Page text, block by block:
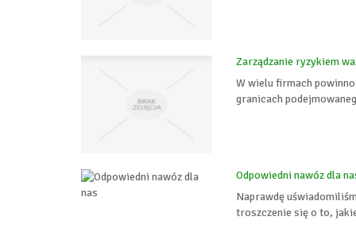
Zarządzanie ryzykiem
W wielu firmach
granicach
Odpowiedni nawóz dla
Naprawdę
troszczenie się o to,